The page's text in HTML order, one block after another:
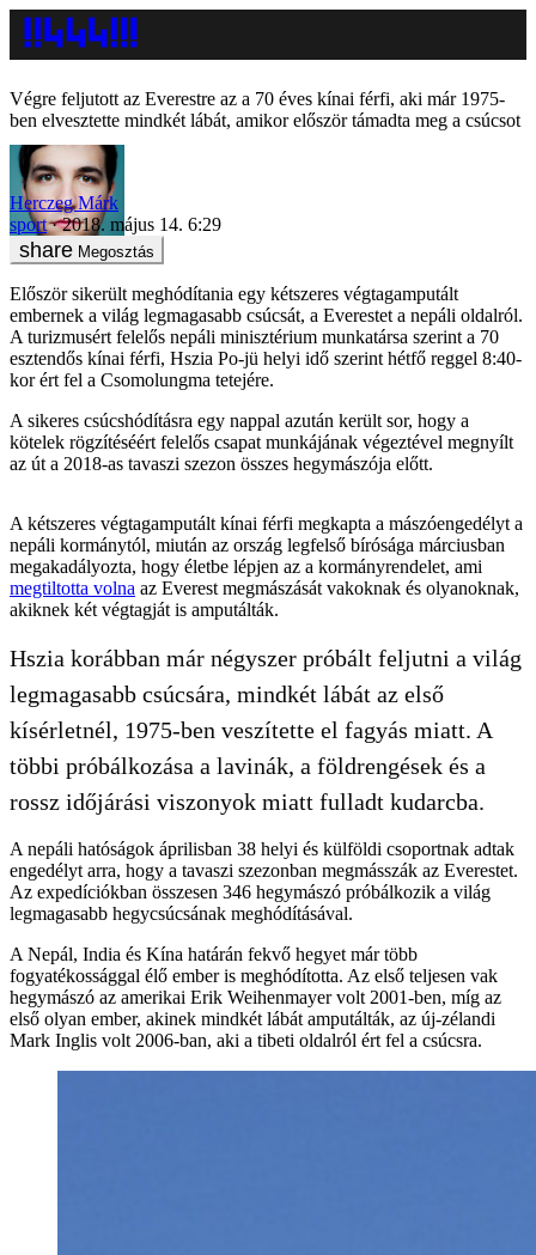
Végre feljutott az Everestre az a 70 éves kínai férfi, aki már 1975-
ben elvesztette mindkét lábát, amikor először támadta meg a csúcsot
Herczeg Márk
sport
2018. május 14. 6:29
Megosztás
Először sikerült meghódítania egy kétszeres végtagamputált
embernek a világ legmagasabb csúcsát, a Everestet a nepáli oldalról.
A turizmusért felelős nepáli minisztérium munkatársa szerint a 70
esztendős kínai férfi, Hszia Po-jü helyi idő szerint hétfő reggel 8:40-
kor ért fel a Csomolungma tetejére.
A sikeres csúcshódításra egy nappal azután került sor, hogy a
kötelek rögzítéséért felelős csapat munkájának végeztével megnyílt
az út a 2018-as tavaszi szezon összes hegymászója előtt.
A kétszeres végtagamputált kínai férfi megkapta a mászóengedélyt a
nepáli kormánytól, miután az ország legfelső bírósága márciusban
megakadályozta, hogy életbe lépjen az a kormányrendelet, ami
megtiltotta volna az Everest megmászását vakoknak és olyanoknak,
akiknek két végtagját is amputálták.
Hszia korábban már négyszer próbált feljutni a világ
legmagasabb csúcsára, mindkét lábát az első
kísérletnél, 1975-ben veszítette el fagyás miatt. A
többi próbálkozása a lavinák, a földrengések és a
rossz időjárási viszonyok miatt fulladt kudarcba.
A nepáli hatóságok áprilisban 38 helyi és külföldi csoportnak adtak
engedélyt arra, hogy a tavaszi szezonban megmásszák az Everestet.
Az expedíciókban összesen 346 hegymászó próbálkozik a világ
legmagasabb hegycsúcsának meghódításával.
A Nepál, India és Kína határán fekvő hegyet már több
fogyatékossággal élő ember is meghódította. Az első teljesen vak
hegymászó az amerikai Erik Weihenmayer volt 2001-ben, míg az
első olyan ember, akinek mindkét lábát amputálták, az új-zélandi
Mark Inglis volt 2006-ban, aki a tibeti oldalról ért fel a csúcsra.